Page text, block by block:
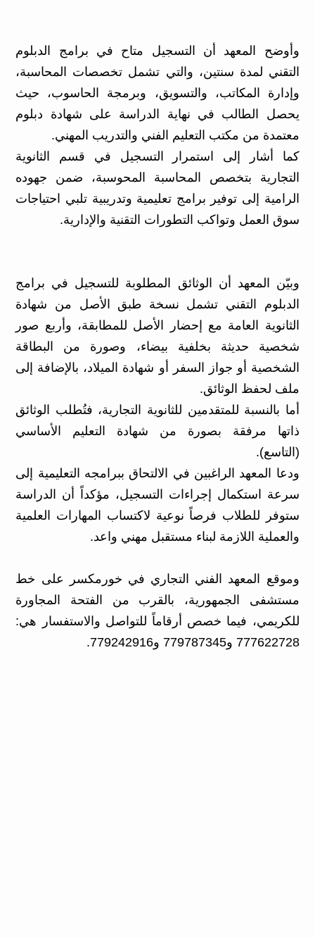
وأوضح المعهد أن التسجيل متاح في برامج الدبلوم
التقني لمدة سنتين، والتي تشمل تخصصات المحاسبة،
وإدارة المكاتب، والتسويق، وبرمجة الحاسوب، حيث
يحصل الطالب في نهاية الدراسة على شهادة دبلوم
معتمدة من مكتب التعليم الفني والتدريب المهني.
كما أشار إلى استمرار التسجيل في قسم الثانوية
التجارية بتخصص المحاسبة المحوسبة، ضمن جهوده
الرامية إلى توفير برامج تعليمية وتدريبية تلبي احتياجات
سوق العمل وتواكب التطورات التقنية والإدارية.
وبيّن المعهد أن الوثائق المطلوبة للتسجيل في برامج
الدبلوم التقني تشمل نسخة طبق الأصل من شهادة
الثانوية العامة مع إحضار الأصل للمطابقة، وأربع صور
شخصية حديثة بخلفية بيضاء، وصورة من البطاقة
الشخصية أو جواز السفر أو شهادة الميلاد، بالإضافة إلى
ملف لحفظ الوثائق.
أما بالنسبة للمتقدمين للثانوية التجارية، فتُطلب الوثائق
ذاتها مرفقة بصورة من شهادة التعليم الأساسي
(التاسع).
ودعا المعهد الراغبين في الالتحاق ببرامجه التعليمية إلى
سرعة استكمال إجراءات التسجيل، مؤكداً أن الدراسة
ستوفر للطلاب فرصاً نوعية لاكتساب المهارات العلمية
والعملية اللازمة لبناء مستقبل مهني واعد.
وموقع المعهد الفني التجاري في خورمكسر على خط
مستشفى الجمهورية، بالقرب من الفتحة المجاورة
للكريمي، فيما خصص أرقاماً للتواصل والاستفسار هي:
777622728 و779787345 و779242916.